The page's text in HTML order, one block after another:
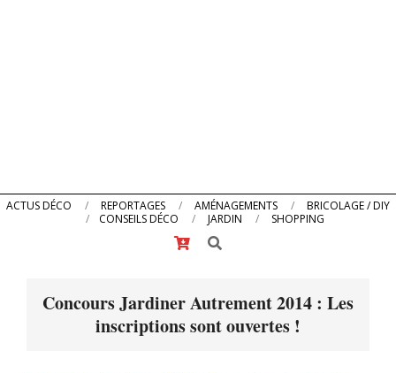
Primary
ACTUS DÉCO REPORTAGES AMÉNAGEMENTS
BRICOLAGE / DIY
CONSEILS DÉCO
JARDIN
SHOPPING
Search
Concours Jardiner Autrement 2014 : Les
inscriptions sont ouvertes !